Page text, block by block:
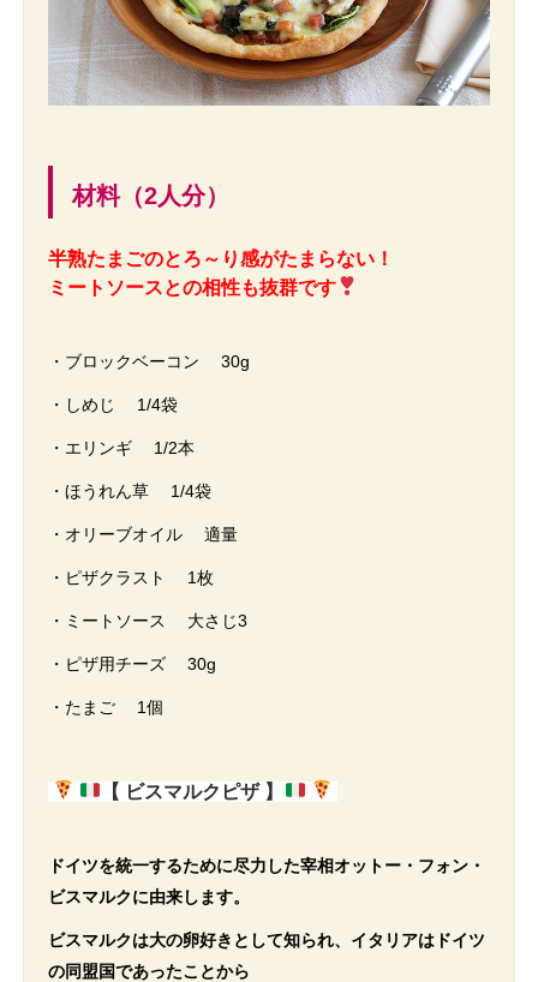
材料（2人分）
半熟たまごのとろ～り感がたまらない！
ミートソースとの相性も抜群です
・ブロックベーコン 30g
・しめじ 1/4袋
・エリンギ 1/2本
・ほうれん草 1/4袋
・オリーブオイル 適量
・ピザクラスト 1枚
・ミートソース 大さじ3
・ピザ用チーズ 30g
・たまご 1個
【 ビスマルクピザ 】
ドイツを統一するために尽力した宰相オットー・フォン・
ビスマルクに由来します。
ビスマルクは大の卵好きとして知られ、イタリアはドイツ
の同盟国であったことから